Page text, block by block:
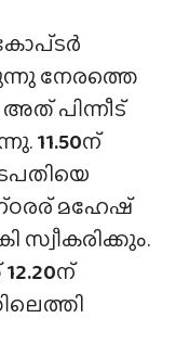
നേരത്തെ
പിന്നീട്
11.50ന്
മഹേഷ്
12.20ന്